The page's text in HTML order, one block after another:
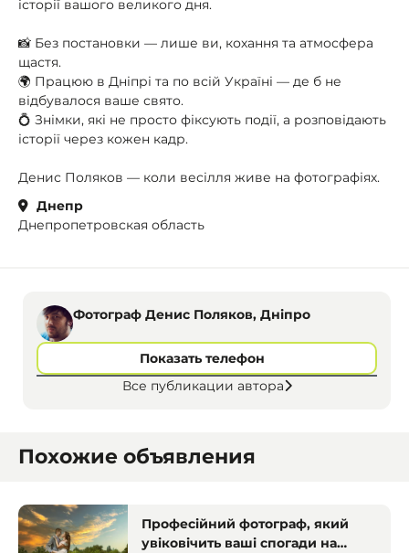
історії вашого великого дня.
📸 Без постановки — лише ви, кохання та атмосфера
щастя.
🌍 Працюю в Дніпрі та по всій Україні — де б не
відбувалося ваше свято.
💍 Знімки, які не просто фіксують події, а розповідають
історії через кожен кадр.
Денис Поляков — коли весілля живе на фотографіях.
Днепр
Днепропетровская область
Фотограф Денис Поляков, Дніпро
Показать телефон
Все публикации автора
Похожие объявления
Професійний фотограф, який
увіковічить ваші спогади на